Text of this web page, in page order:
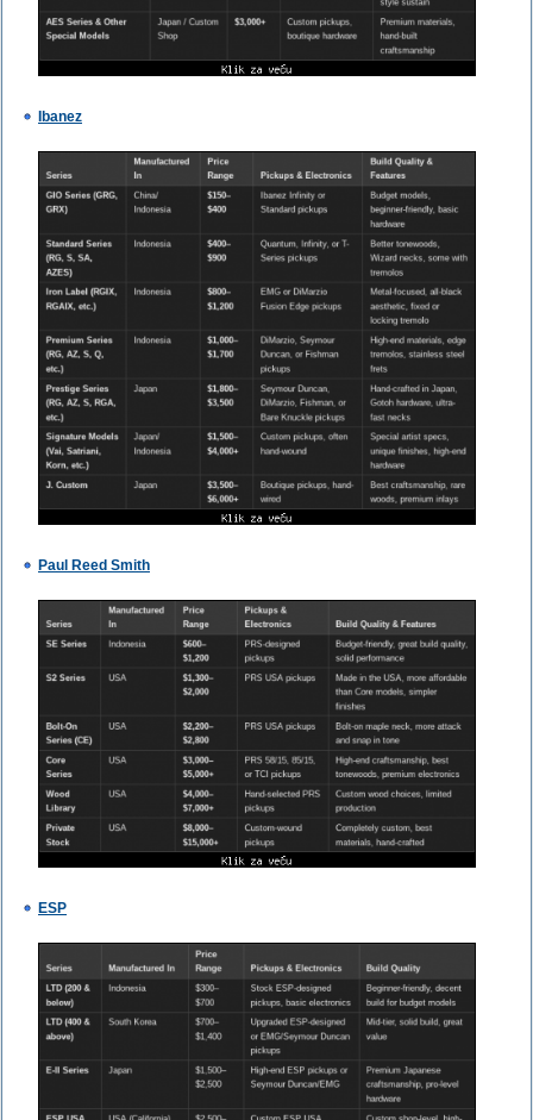
Ibanez
Paul Reed Smith
ESP